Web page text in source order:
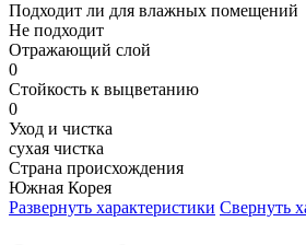
Подходит ли для влажных помещений
Не подходит
Отражающий слой
0
Стойкость к выцветанию
0
Уход и чистка
сухая чистка
Страна происхождения
Южная Корея
Развернуть характеристики Свернуть